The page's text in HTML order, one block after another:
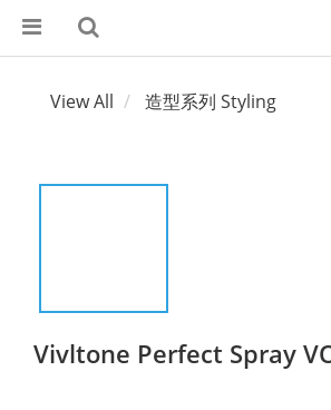
View All 造型系列 Styling
Vivltone Perfect Spray